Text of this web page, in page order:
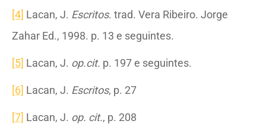
[4] Lacan, J. Escritos. trad. Vera Ribeiro. Jorge
Zahar Ed., 1998. p. 13 e seguintes.
[5] Lacan, J. op.cit. p. 197 e seguintes.
[6] Lacan, J. Escritos, p. 27
[7] Lacan, J. op. cit., p. 208